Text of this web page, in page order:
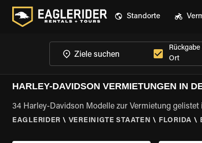
Standorte
Rückgabe
Ort
HARLEY-DAVIDSON VERMIETUNGEN IN
34 Harley-Davidson Modelle zur Vermietung
EAGLERIDER \ VEREINIGTE STAATEN \ FLORIDA \